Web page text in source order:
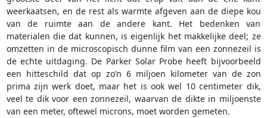
weerkaatsen, en de rest als warmte afgeven aan de diepe kou
van de ruimte aan de andere kant. Het bedenken van
materialen die dat kunnen, is eigenlijk het makkelijke deel; ze
omzetten in de microscopisch dunne film van een zonnezeil is
de echte uitdaging. De Parker Solar Probe heeft bijvoorbeeld
een hitteschild dat op zo’n 6 miljoen kilometer van de zon
prima zijn werk doet, maar het is ook wel 10 centimeter dik,
veel te dik voor een zonnezeil, waarvan de dikte in miljoenste
van een meter, oftewel microns, moet worden gemeten.